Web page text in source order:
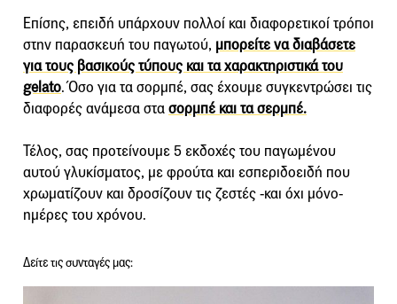
Επίσης, επειδή υπάρχουν πολλοί και διαφορετικοί τρόποι
στην παρασκευή του παγωτού, μπορείτε να διαβάσετε
για τους βασικούς τύπους και τα χαρακτηριστικά του
gelato. Όσο για τα σορμπέ, σας έχουμε συγκεντρώσει τις
διαφορές ανάμεσα στασορμπέ και τα σερμπέ.
Τέλος, σας προτείνουμε 5 εκδοχές του παγωμένου
αυτού γλυκίσματος, με φρούτα και εσπεριδοειδή που
χρωματίζουν και δροσίζουν τις ζεστές -και όχι μόνο-
ημέρες του χρόνου.
Δείτε τις συνταγές μας: